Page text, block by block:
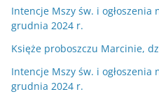
Intencje Mszy św. i
grudnia 2024 r.
Księże proboszczu Marcinie,
Intencje Mszy św. i
grudnia 2024 r.